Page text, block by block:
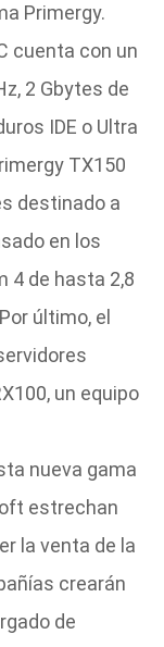
Primergy.
cuenta con un
2 Gbytes de
IDE o Ultra
TX150
destinado a
en los
4 de hasta 2,8
último, el
un equipo
nueva gama
estrechan
la venta de la
crearán
de